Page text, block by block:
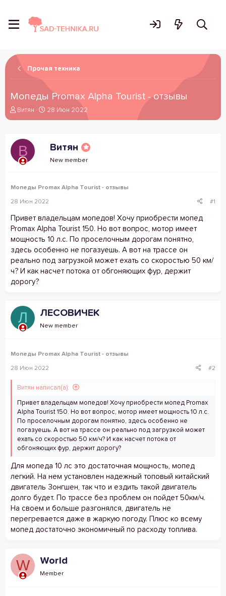
Прочая техника
Мопеды Promax Alpha Tourist - отзывы
А
в
р
е
Витян
Д
а
а
28 Июн 2022
В Витян
New member
Мопеды Promax Alpha Tourist - отзывы
28 Июн 2022 #1
Привет владельцам мопедов! Хочу приобрести мопед
Promax Alpha Tourist 150. Но вот вопрос, мотор имеет
мощность 10 л.с. По проселочным дорогам понятно,
здесь особенно не погазуешь. А вот на трассе он
реально под загрузкой может ехать со скоростью 50 км/
ч? И как насчет потока от обгоняющих фур, держит
дорогу?
Л ЛЕСОВИЧЕК
New member
Мопеды Promax Alpha Tourist - отзывы
28 Июн 2022 #2
Витян написал(а):
Привет владельцам мопедов! Хочу приобрести мопед Promax
Alpha Tourist 150. Но вот вопрос, мотор имеет мощность 10 л.с.
По проселочным дорогам понятно, здесь особенно не
погазуешь. А вот на трассе он реально под загрузкой может
ехать со скоростью 50 км/ч? И как насчет потока от
обгоняющих фур, держит дорогу?
Для мопеда 10 лс это достаточная мощность, мопед
легкий. На нем установлен надежный топовый китайский
двигатель Зонгшен, так что и ездить такой двигатель
долго будет. По трассе без проблем он пойдет 50км/ч.
На своем и больше разгонялся, двигатель не
перегревается даже в жаркую погоду. Плюс ко всему
мопед достаточно экономичный по расходу топлива.
W World
Member